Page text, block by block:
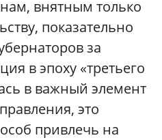
внятным только
показательно
за
в эпоху «третьего
в важный элемент
это
привлечь на